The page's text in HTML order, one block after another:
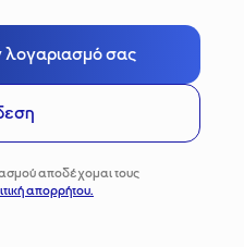
λογαριασμό σας
αποδέχομαι τους
απορρήτου.